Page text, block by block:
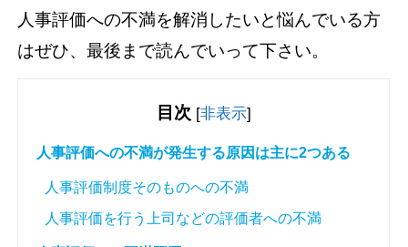
人事評価への不満を解消したいと悩んでいる方
はぜひ、最後まで読んでいって下さい。
目次 [非表示]
人事評価への不満が発生する原因は主に2つある
人事評価制度そのものへの不満
人事評価を行う上司などの評価者への不満